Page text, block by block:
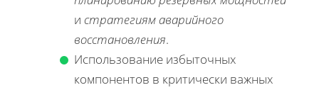
и стратегиям аварийного
восстановления.
Использование избыточных
компонентов в критически важных